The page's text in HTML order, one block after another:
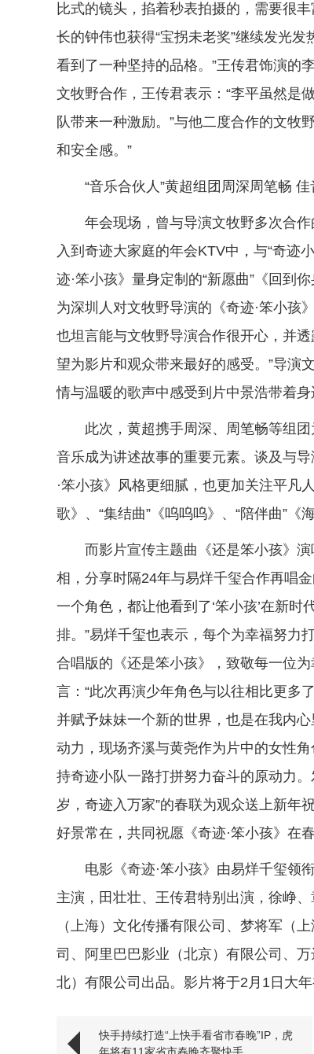
比式的镜头，掐着秒表拍摄的，需要很
长的钟伟也获得“宝拐未老奖”继续发光
看到了一种坚持的品格。”王传君饰演的
文牧野合作，王传君表示：“李平虽然是
队带来一种激励。”与他二度合作的文牧
和安全感。”
“音乐合伙人”黄超组团周深周笔畅
年会现场，曾与导演文牧野多次合
入到奇迹大家庭的年会KTV中，与“奇迹
迹·笨小孩》量身定制的“新愿曲”《回到
为深圳人对文牧野导演的《奇迹·笨小孩
也坦言能与文牧野导演合作很开心，并
望为影片和观众带来最好的感受。”导演
情与温暖的歌声中感受到片中景浩带着身
此次，黄超携手周深、周笔畅等组
音乐成为讲述故事的重要元素。谈及与
·笨小孩》风格更细腻，也更加关注平凡
歌》、“集结曲”《呜呜呜》、“陪伴曲”《
而影片宣传主题曲《还是笨小孩》
相，分享时隔24年与易烊千玺合作再唱
一个角色，都让他看到了‘笨小孩’在新
排。”易烊千玺也表示，每个为幸福努力
合唱版的《还是笨小孩》，致敬每一位
言：“此次再演少年角色与以往相比更多
并赋予妹妹一个新的世界，也是在我内
动力，现场齐溪与黄尧作为片中的女性
持奇迹小队一路打拼努力奋斗的原动力
岁，奇迹入万家”的春联为观众送上新年
好景常在，共同祝愿《奇迹·笨小孩》在
电影《奇迹·笨小孩》由易烊千玺领
主演，田壮壮、王传君特别出演，徐峥
（上海）文化传播有限公司、梦将军（
司、阿里巴巴影业（北京）有限公司、
北）有限公司出品。影片将于2月1日大
快手持续打造“上快手看省市春晚”IP，虎